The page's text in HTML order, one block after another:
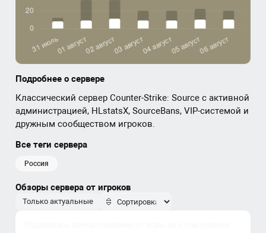
Подробнее о сервере
Классический сервер Counter-Strike: Source с активной
администрацией, HLstatsX, SourceBans, VIP-системой и
дружным сообществом игроков.
Все теги сервера
россия
Обзоры сервера от игроков
Только актуальные